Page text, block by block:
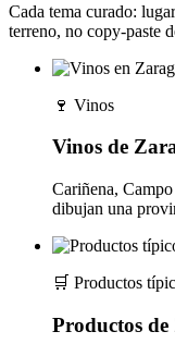
Cada tema curado:
terreno, no copy-paste
🍷 Vinos
Vinos de
Cariñena,
dibujan una
🛒 Productos
Productos de